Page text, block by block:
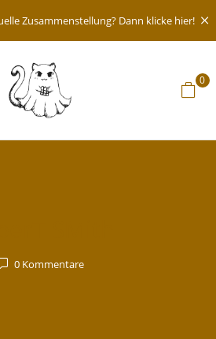
Zusammenstellung? Dann klicke hier!
0
0 Kommentare